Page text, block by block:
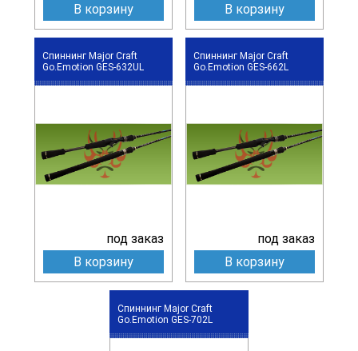
В корзину
В корзину
Спиннинг Major Craft
Go.Emotion GES-632UL
под заказ
В корзину
Спиннинг Major Craft
Go.Emotion GES-662L
под заказ
В корзину
Спиннинг Major Craft
Go.Emotion GES-702L